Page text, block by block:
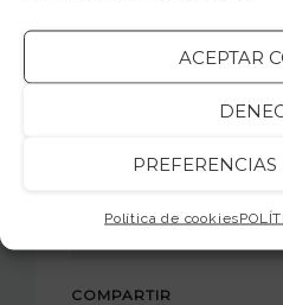
ACEPTAR
Política de cookies
COMPARTIR